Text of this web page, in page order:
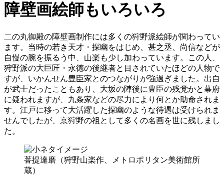
障壁画絵師もいろいろ
二の丸御殿の障壁画制作には多くの狩野派絵師が関わってい
ます。当時の若き天才・探幽をはじめ、甚之丞、尚信などが
自慢の腕を振るう中、山楽も少し加わっています。この人、
狩野派の大巨匠・永徳の後継者と目されていたほどの人物で
すが、いかんせん豊臣家とのつながりが強過ぎました。出自
が武士だったこともあり、大坂の陣後に豊臣の残党かと幕府
に疑われますが、九条家などの尽力により何とか助命されま
す。江戸に移って大活躍した探幽のような待遇は受けられま
せんでしたが、京狩野の祖として多くの名画を世に残しまし
た。
菩提達磨（狩野山楽作、メトロポリタン美術館所
蔵）